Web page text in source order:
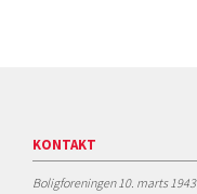
KONTAKT
Boligforeningen 10. marts 1943